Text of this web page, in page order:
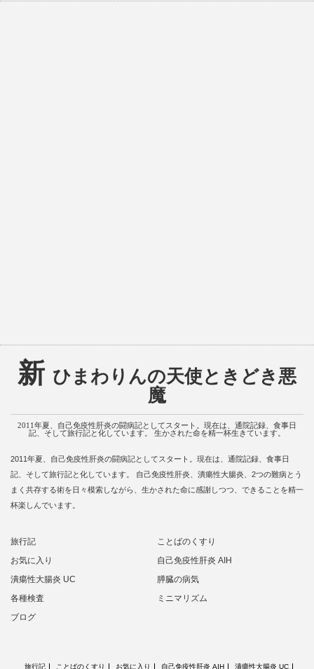
新 ひまわりんの天使ときどき悪
魔
2011年夏、自己免疫性肝炎の闘病記としてスタート。現在は、通院記録、食事日
記、そして旅行記と化しています。 生かされた命を精一杯生きています。
2011年夏、自己免疫性肝炎の闘病記としてスタート。現在は、通院記録、食事日
記、そして旅行記と化しています。 自己免疫性肝炎、潰瘍性大腸炎、2つの難病とう
まく共存する術を日々模索しながら、生かされた命に感謝しつつ、できることを精一
杯楽しんでいます。
旅行記
ことばのくすり
お気に入り
自己免疫性肝炎 AIH
潰瘍性大腸炎 UC
膵臓の病気
各種検査
ミニマリズム
ブログ
旅行記 ことばのくすり お気に入り 自己免疫性肝炎 AIH 潰瘍性大腸炎 UC